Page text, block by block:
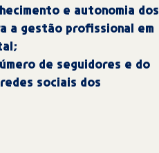
e autonomia dos
a gestão profissional em
de seguidores e do
sociais dos